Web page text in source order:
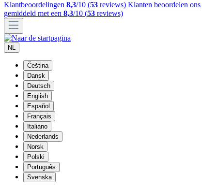
Klantbeoordelingen 8,3/10 (53 reviews) Klanten beoordelen ons
gemiddeld met een 8,3/10 (53 reviews)
NL
Čeština
Dansk
Deutsch
English
Español
Français
Italiano
Nederlands
Norsk
Polski
Português
Svenska